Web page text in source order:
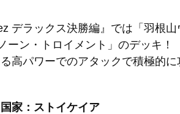
デラックス決勝編』では「羽根
ーン・トロイメント」のデッキ！
高パワーでのアタックで積極的に
国家：ストイケイア